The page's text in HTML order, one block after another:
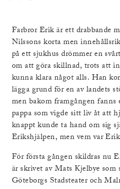
Farbror Erik är ett drabbande
Nilssons korta men
på ett sjukhus drömmer en
om att göra skillnad, trots att
kunna klara något alls. Han
lägga grund för en av landets
men bakom framgången
pappa som vigde sitt liv åt att
knappt kunde ta hand om sig
Erikshjälpen, men vem var
För första gången skildras nu
är skrivet av Mats Kjelbye
Göteborgs Stadsteater och